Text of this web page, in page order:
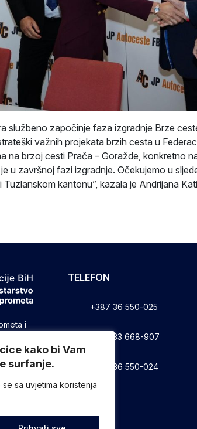
kako bi Vam
surfanje.
sa uvjetima koristenja
službeno započinje faza izgradnje Brze
važnih projekata brzih cesta u
na brzoj cesti Prača – Goražde, konkretno
u završnoj fazi izgradnje. Očekujemo u
Tuzlanskom kantonu”, kazala je Andrijana
i
koji
nadležnosti
i
TELEFON
+387 36 550-025
+387 33 668-907
+387 36 550-024